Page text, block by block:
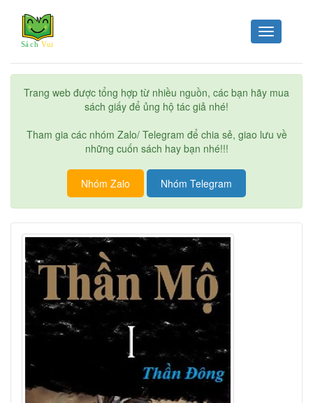
Toggle
navigation
Trang web được tổng hợp từ nhiều nguồn, các bạn hãy mua
sách giấy để ủng hộ tác giả nhé!
Tham gia các nhóm Zalo/ Telegram để chia sẻ, giao lưu về
những cuốn sách hay bạn nhé!!!
Nhóm Zalo Nhóm Telegram